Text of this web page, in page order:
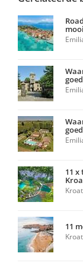
11 x
11